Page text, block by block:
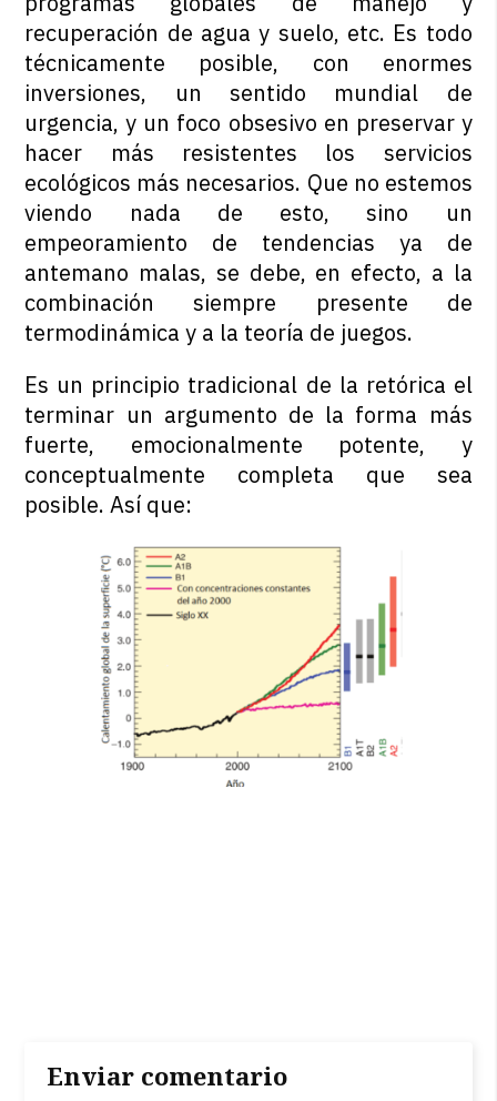
recuperación de agua y suelo, etc. Es todo
técnicamente posible, con enormes
inversiones, un sentido mundial de
urgencia, y un foco obsesivo en preservar y
hacer más resistentes los servicios
ecológicos más necesarios. Que no estemos
viendo nada de esto, sino un
empeoramiento de tendencias ya de
antemano malas, se debe, en efecto, a la
combinación siempre presente de
termodinámica y a la teoría de juegos.
Es un principio tradicional de la retórica el
terminar un argumento de la forma más
fuerte, emocionalmente potente, y
conceptualmente completa que sea
posible. Así que:
Enviar comentario